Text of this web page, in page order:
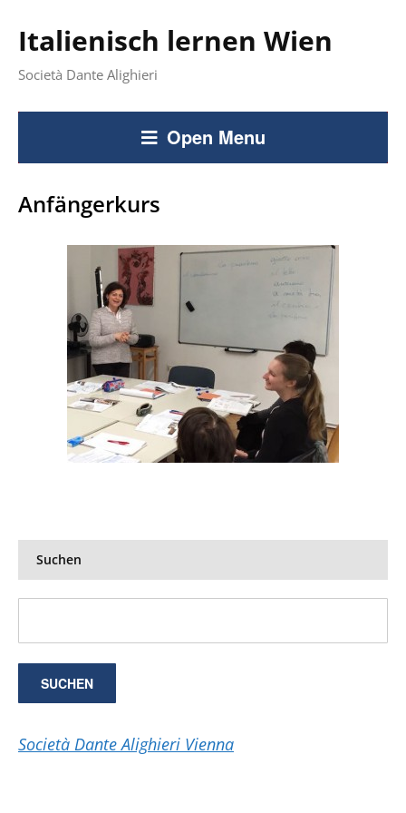
Italienisch lernen Wien
Società Dante Alighieri
Open Menu
Anfängerkurs
Suchen
Società Dante Alighieri Vienna